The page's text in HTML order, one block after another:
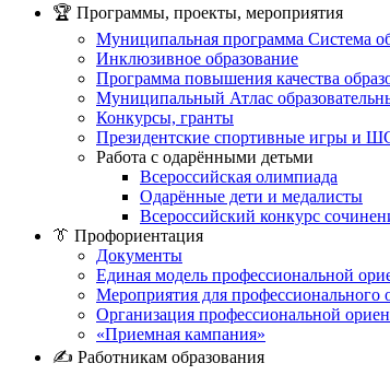
🏆 Программы, проекты, мероприятия
Муниципальная программа Система
Инклюзивное образование
Программа повышения качества
Муниципальный Атлас
Конкурсы, гранты
Президентские спортивные игры и
Работа с одарёнными детьми
Всероссийская олимпиада
Одарённые дети и медалисты
Всероссийский конкурс
👔 Профориентация
Документы
Единая модель профессиональной
Мероприятия для профессионального
Организация профессиональной
«Приемная кампания»
✍ Работникам образования